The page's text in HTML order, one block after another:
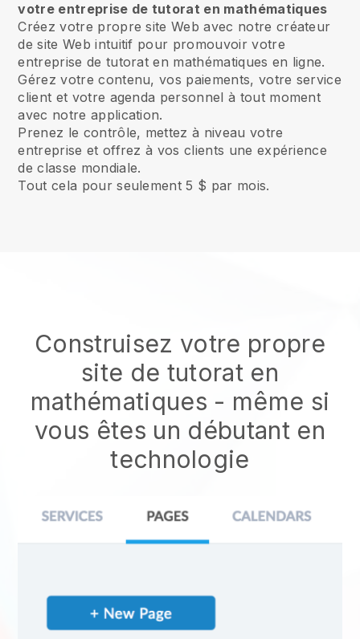
votre entreprise de tutorat en mathématiques
Créez votre propre site Web avec notre créateur
de site Web intuitif pour promouvoir votre
entreprise de tutorat en mathématiques en ligne.
Gérez votre contenu, vos paiements, votre service
client et votre agenda personnel à tout moment
avec notre application.
Prenez le contrôle, mettez à niveau votre
entreprise et offrez à vos clients une expérience
de classe mondiale.
Tout cela pour seulement 5 $ par mois.
Construisez votre propre
site de tutorat en
mathématiques - même si
vous êtes un débutant en
technologie